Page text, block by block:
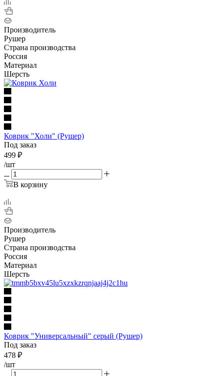
Производитель
Рушер
Страна производства
Россия
Материал
Шерсть
Коврик "Холи" (Рушер)
Под заказ
499 ₽
/шт
В корзину
Производитель
Рушер
Страна производства
Россия
Материал
Шерсть
Коврик "Универсальный" серый (Рушер)
Под заказ
478 ₽
/шт